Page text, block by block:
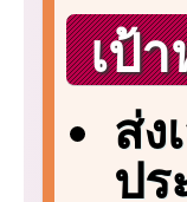
เป้
ส่ง
ปร